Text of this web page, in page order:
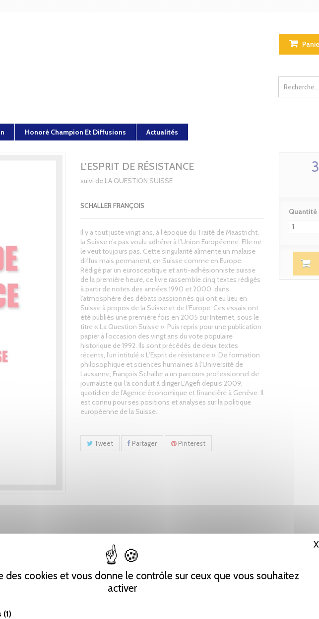
des cookies et vous donne le contrôle sur ceux que vous souhaitez
activer
(1)
X
Honoré Champion Et Diffusions Actualités
L'ESPRIT DE RÉSISTANCE
suivi de LA QUESTION SUISSE
SCHALLER FRANÇOIS
Il y a tout juste vingt ans, à l’époque du Traité de Maastricht,
la Suisse n’a pas voulu adhérer à l’Union Européenne. Elle ne
le veut toujours pas. Cette singularité alimente un malaise
diffus mais permanent, en Suisse comme en Europe.
Rédigé par un eurosceptique et anti-adhésionniste suisse
de la première heure, ce livre rassemble cinq textes rédigés
à partir de notes des années 1990 et 2000, dans
l’atmosphère des débats passionnés qui ont eu lieu en
Suisse à propos de la Suisse et de l’Europe. Ces essais ont
été publiés une première fois en 2005 sur Internet, sous le
titre « La Question Suisse ». Puis repris pour une publication
papier à l’occasion des vingt ans du vote populaire
historique de 1992. Ils sont précédés de deux textes
récents, l’un intitulé « L’Esprit de résistance ». De formation
philosophique et sciences humaines à l’Université de
Lausanne, François Schaller a un parcours professionnel de
journaliste qui l’a conduit à diriger L’Agefi depuis 2009,
quotidien de l’Agence économique et financière à Genève. Il
est connu pour ses positions et analyses sur la politique
européenne de la Suisse.
Tweet Partager Pinterest
Quantité